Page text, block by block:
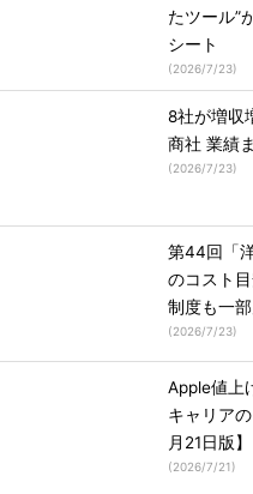
たツール”
シート
(2026/7/23)
8社が増収
商社 業績
(2026/7/23)
第44回「
のコスト
制度も一
(2026/7/23)
Apple値上
キャリア
月21日版】
(2026/7/21)